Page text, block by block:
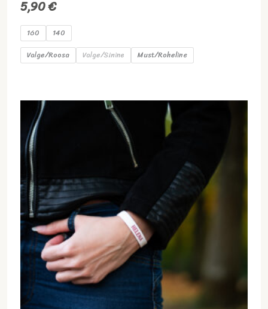
5,90€
160
140
Valge/Roosa
Valge/Sinine Must/Roheline